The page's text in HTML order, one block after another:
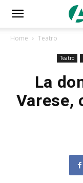
Home Teatro
Teatro
La
Varese,